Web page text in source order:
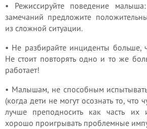
• Режиссируйте поведение
замечаний предложите
из сложной ситуации.
• Не разбирайте инциденты больше,
Не стоит повторять одно и то же
работает!
• Малышам, не способным
(когда дети не могут осознать то, что
лучше преподносить как часть их
хорошо проигрывать проблемные